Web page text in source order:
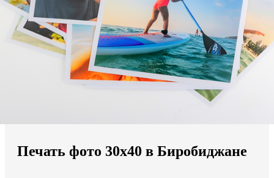
Мы доставляем по всему миру
Продолжить без города
Печать фото 30х40 в Биробиджане